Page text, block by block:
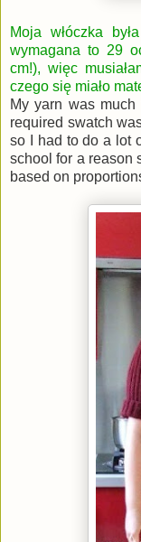
Moja włóczka
wymagana to 29
cm!), więc
czego się miało
My yarn was
required swatch
so I had to do a lot
school for a reason
based on